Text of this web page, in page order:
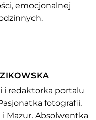
emocjonalnej
i redaktorka portalu
fotografii,
Mazur. Absolwentka